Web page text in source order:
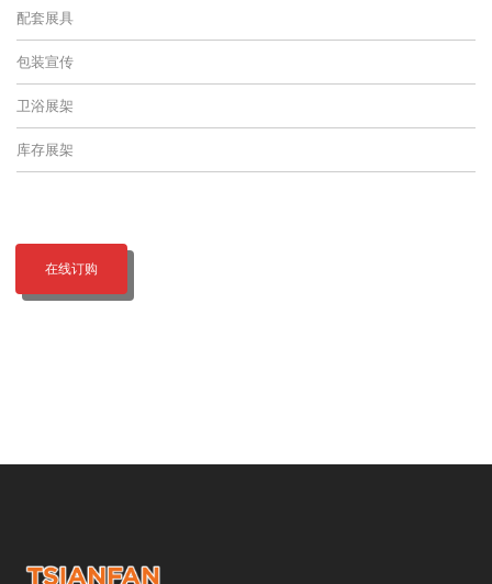
配套展具
包装宣传
卫浴展架
库存展架
在线订购